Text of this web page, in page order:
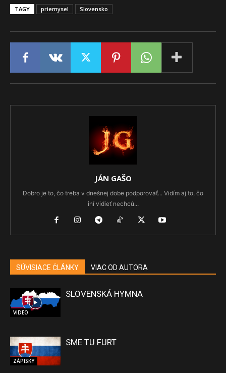
TAGY priemysel Slovensko
JÁN GAŠO
Dobro je to, čo treba v dnešnej dobe podporovať... Vidím aj to, čo
iní vidieť nechcú...
SÚVISIACE ČLÁNKY VIAC OD AUTORA
VIDEO
SLOVENSKÁ HYMNA
ZÁPISKY
SME TU FURT